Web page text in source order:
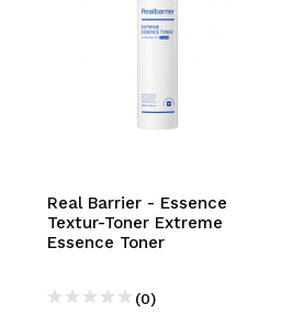
Real Barrier - Essence
Textur-Toner Extreme
Essence Toner
(0)